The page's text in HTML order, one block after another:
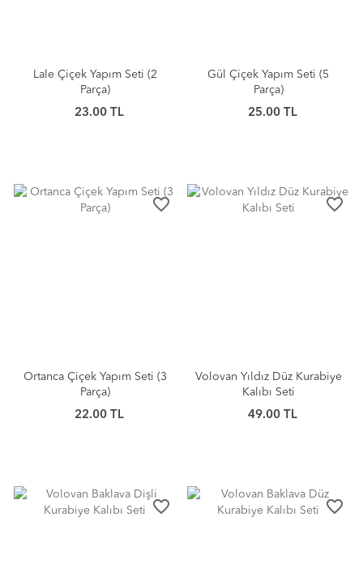
Lale Çiçek Yapım Seti (2
Parça)
23.00 TL
Gül Çiçek Yapım Seti (5
Parça)
25.00 TL
favorite_border
Ortanca Çiçek Yapım Seti (3
Parça)
22.00 TL
favorite_border
Volovan Yıldız Düz Kurabiye
Kalıbı Seti
49.00 TL
favorite_border favorite_border